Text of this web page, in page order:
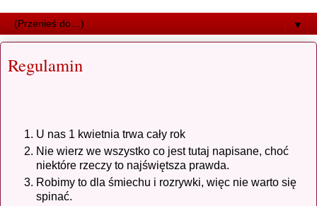
▼
Regulamin
U nas 1 kwietnia trwa cały rok
Nie wierz we wszystko co jest tutaj napisane, choć
niektóre rzeczy to najświętsza prawda.
Robimy to dla śmiechu i rozrywki, więc nie warto się
spinać.